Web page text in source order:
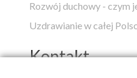
Rozwój duchowy - czym
Uzdrawianie w całej
Kontakt